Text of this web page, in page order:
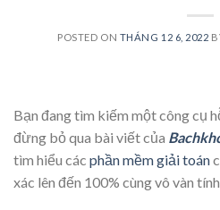
POSTED ON THÁNG 12 6, 2022
Bạn đang tìm kiếm một công cụ
đừng bỏ qua bài viết của
tìm hiểu các phần mềm giải toán
xác lên đến 100% cùng vô vàn